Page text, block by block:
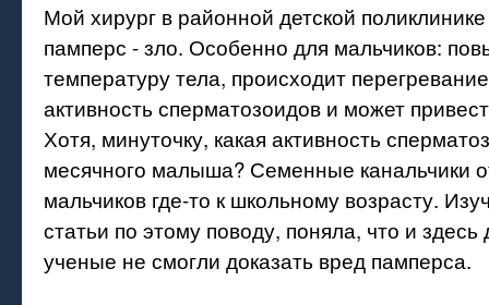
Мой хирург в районной детской
памперс - зло. Особенно для мальчиков:
температуру тела, происходит
активность сперматозоидов и может
Хотя, минуточку, какая активность
месячного малыша? Семенные канальчики
мальчиков где-то к школьному возрасту.
статьи по этому поводу, поняла, что и
ученые не смогли доказать вред памперса.